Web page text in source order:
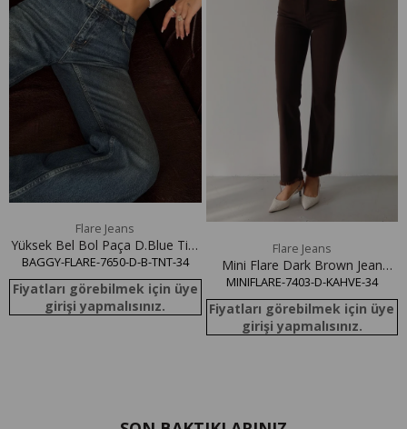
Flare Jeans
Yüksek Bel Bol Paça D.Blue Tint
Baggy Flare Jean Pantolon
BAGGY-FLARE-7650-D-B-TNT-34
Fiyatları görebilmek için üye
girişi yapmalısınız.
Flare Jeans
Mini Flare Dark Brown Jean
Pantolon
MINIFLARE-7403-D-KAHVE-34
Fiyatları görebilmek için üye
girişi yapmalısınız.